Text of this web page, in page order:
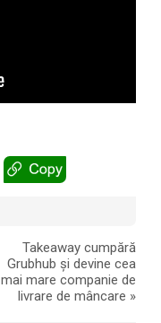
Takeaway cumpără
Grubhub și devine cea
mai mare companie de
livrare de mâncare »